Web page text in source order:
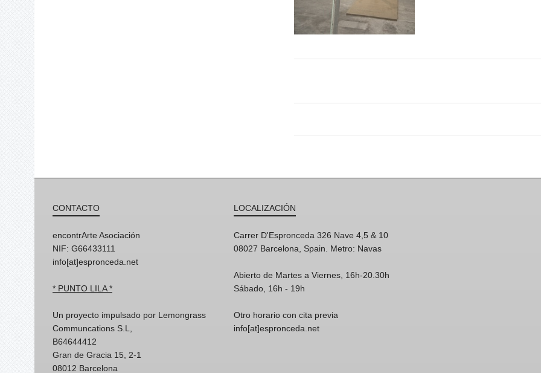
CONTACTO
encontrArte Asociación
NIF: G66433111
info[at]espronceda.net
* PUNTO LILA *
Un proyecto impulsado por Lemongrass
Communcations S.L,
B64644412
Gran de Gracia 15, 2-1
08012 Barcelona
LOCALIZACIÓN
Carrer D'Espronceda 326 Nave 4,5 & 10
08027 Barcelona, Spain. Metro: Navas
Abierto de Martes a Viernes, 16h-20.30h
Sábado, 16h - 19h
Otro horario con cita previa
info[at]espronceda.net